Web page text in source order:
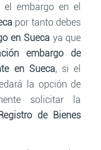
embargo en el
por tanto debes
en Sueca ya que
embargo de
en Sueca, si el
la opción de
solicitar la
de Bienes